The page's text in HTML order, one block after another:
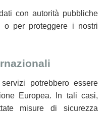
con autorità pubbliche
o per proteggere i nostri
potrebbero essere
Europea. In tali casi,
misure di sicurezza